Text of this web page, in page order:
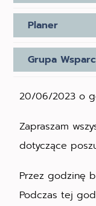
Planer
Grupa
20/06/2023 o
Zapraszam
dotyczące
Przez godzinę
Podczas tej